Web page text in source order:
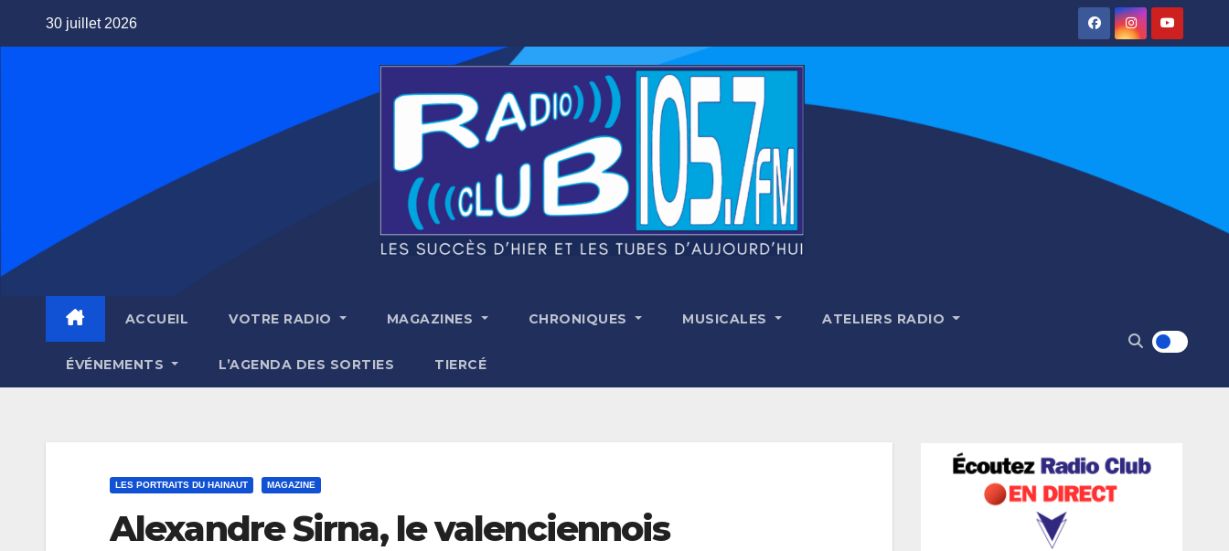
30 juillet 2026
ACCUEIL VOTRE RADIO MAGAZINES CHRONIQUES MUSICALES ATELIERS RADIO
ÉVÉNEMENTS L’AGENDA DES SORTIES TIERCÉ
LES PORTRAITS DU HAINAUT MAGAZINE
Alexandre Sirna, le valenciennois